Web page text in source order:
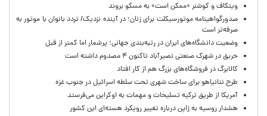
ویتکاف و کوشنر «ممکن است» به مسکو بروند
صدورگواهینامه موتورسیکلت برای زنان؛ در آینده نزدیک/ تردد بانوان با موتور به‌
صرفه‌تر است
وضعیت دانشگاه‌های ایران در رتبه‌بندی جهانی؛ پرشمار اما کمتر از قبل
حریق در شهرک صنعتی نصیرآباد تاکنون ۴ مصدوم داشته است
کالابرگ در فروشگاه‌های بزرگ هم از کار افتاد
طرح نتانیاهو برای ساخت شهری تحت سلطه اسرائیل در جنوب غزه
آمریکا از طریق ترکیه تسلیحات و مهمات به اوکراین می‌فرستد
هشدار روسیه به ژاپن درباره تغییر رویکرد هسته‌ای این کشور